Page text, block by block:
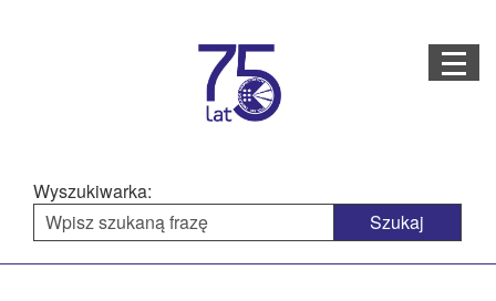
Wyszukiwarka:
Menu
STRONA GŁÓWNA
AKTUALNOŚCI